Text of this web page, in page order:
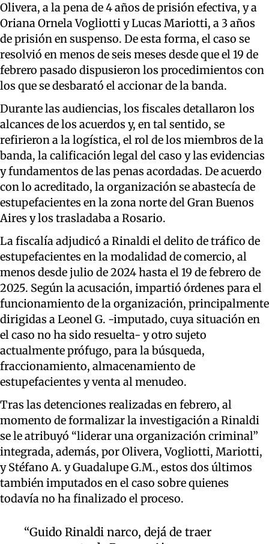
Olivera, a la pena de 4 años de prisión efectiva, y a
Oriana Ornela Vogliotti y Lucas Mariotti, a 3 años
de prisión en suspenso. De esta forma, el caso se
resolvió en menos de seis meses desde que el 19 de
febrero pasado dispusieron los procedimientos con
los que se desbarató el accionar de la banda.
Durante las audiencias, los fiscales detallaron los
alcances de los acuerdos y, en tal sentido, se
refirieron a la logística, el rol de los miembros de la
banda, la calificación legal del caso y las evidencias
y fundamentos de las penas acordadas. De acuerdo
con lo acreditado, la organización se abastecía de
estupefacientes en la zona norte del Gran Buenos
Aires y los trasladaba a Rosario.
La fiscalía adjudicó a Rinaldi el delito de tráfico de
estupefacientes en la modalidad de comercio, al
menos desde julio de 2024 hasta el 19 de febrero de
2025. Según la acusación, impartió órdenes para el
funcionamiento de la organización, principalmente
dirigidas a Leonel G. -imputado, cuya situación en
el caso no ha sido resuelta- y otro sujeto
actualmente prófugo, para la búsqueda,
fraccionamiento, almacenamiento de
estupefacientes y venta al menudeo.
Tras las detenciones realizadas en febrero, al
momento de formalizar la investigación a Rinaldi
se le atribuyó “liderar una organización criminal”
integrada, además, por Olivera, Vogliotti, Mariotti,
y Stéfano A. y Guadalupe G.M., estos dos últimos
también imputados en el caso sobre quienes
todavía no ha finalizado el proceso.
“Guido Rinaldi narco, dejá de traer